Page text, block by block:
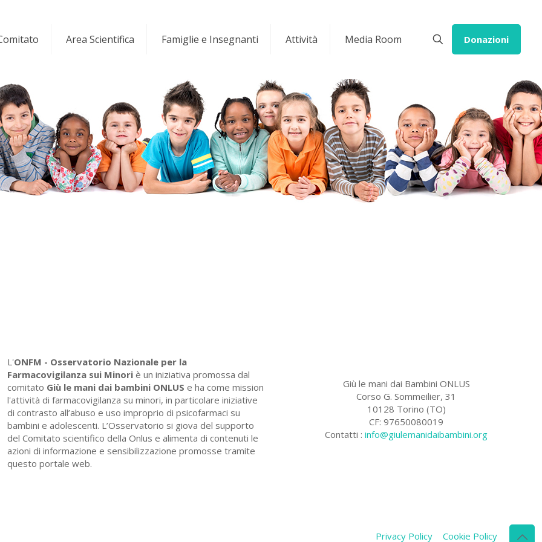
Area Scientifica Famiglie e Insegnanti Attività Media Room Donazioni
L'ONFM - Osservatorio Nazionale per la
Farmacovigilanza sui Minori è un iniziativa promossa dal
comitato Giù le mani dai bambini ONLUS e ha come mission
l'attività di farmacovigilanza su minori, in particolare iniziative
di contrasto all’abuso e uso improprio di psicofarmaci su
bambini e adolescenti. L’Osservatorio si giova del supporto
del Comitato scientifico della Onlus e alimenta di contenuti le
azioni di informazione e sensibilizzazione promosse tramite
questo portale web.
Giù le mani dai Bambini ONLUS
Corso G. Sommeilier, 31
10128 Torino (TO)
CF: 97650080019
Contatti :info@giulemanidaibambini.org
Privacy Policy Cookie Policy